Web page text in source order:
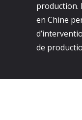
production.
en Chine
de